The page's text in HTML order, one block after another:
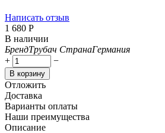
Написать отзыв
1 680 Р
В наличии
БрендТрубач СтранаГермания
+
−
В корзину
Отложить
Доставка
Варианты оплаты
Наши преимущества
Описание